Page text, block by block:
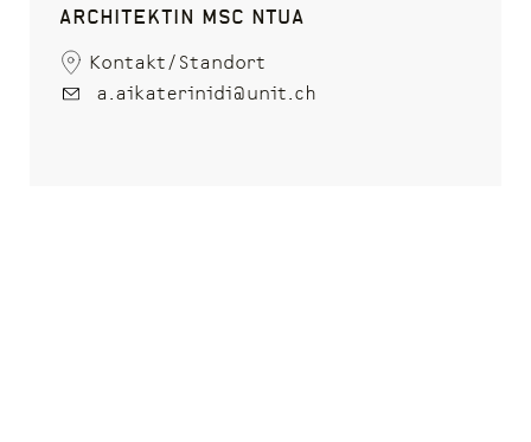
Architektin MSc NTUA
Kontakt/Standort
a.aikaterinidi@unit.ch